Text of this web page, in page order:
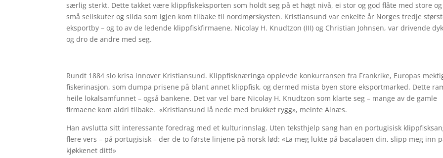
særlig sterkt. Dette takket være klippfiskeksporten som holdt seg på et høgt nivå, ei stor og god flåte med store og
små seilskuter og silda som igjen kom tilbake til nordmørskysten. Kristiansund var enkelte år Norges tredje
eksportby – og to av de ledende klippfiskfirmaene, Nicolay H. Knudtzon (III) og Christian Johnsen, var drivende
og dro de andre med seg.
Rundt 1884 slo krisa innover Kristiansund. Klippfisknæringa opplevde konkurransen fra Frankrike, Europas
fiskerinasjon, som dumpa prisene på blant annet klippfisk, og dermed mista byen store eksportmarked. Dette
heile lokalsamfunnet – også bankene. Det var vel bare Nicolay H. Knudtzon som klarte seg – mange av de gamle
firmaene kom aldri tilbake. «Kristiansund lå nede med brukket rygg», meinte Alnæs.
Han avslutta sitt interessante foredrag med et kulturinnslag. Uten teksthjelp sang han en portugisisk
flere vers – på portugisisk – der de to første linjene på norsk lød: «La meg lukte på bacalaoen din, slipp meg inn
kjøkkenet ditt!»